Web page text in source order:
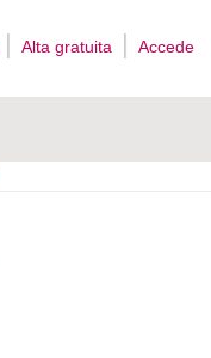
Alta gratuita Accede